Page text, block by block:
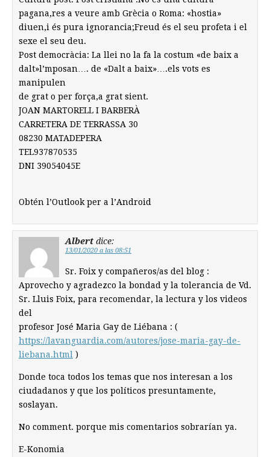
pagana,res a veure amb Grècia o Roma: «hostia»
diuen,i és pura ignorancia;Freud és el seu profeta i el
sexe el seu deu.
Post democràcia: La llei no la fa la costum «de baix a
dalt»l’mposan…. de «Dalt a baix»….els vots es
manipulen
de grat o per força,a grat sient.
JOAN MARTORELL I BARBERÀ
CARRETERA DE TERRASSA 30
08230 MATADEPERA
TEL937870535
DNI 39054045E
Obtén l’Outlook per a l’Android
Albert dice:
13/01/2020 a las 08:51
Sr. Foix y compañeros/as del blog :
Aprovecho y agradezco la bondad y la tolerancia de Vd.
Sr. Lluis Foix, para recomendar, la lectura y los videos
del
profesor José Maria Gay de Liébana : (
https://lavanguardia.com/autores/jose-maria-gay-de-
liebana.html )
Donde toca todos los temas que nos interesan a los
ciudadanos y que los políticos presuntamente,
soslayan.
No comment. porque mis comentarios sobrarían ya.
E-Konomia